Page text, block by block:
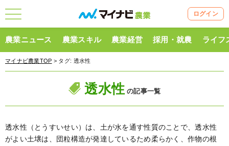
ログイン
農業ニュース 農業スキル 農業経営 採用・就農 ライフ
マイナビ農業TOP > タグ: 透水性
透水性 の記事一覧
透水性（とうすいせい）は、土が水を通す性質のことで、透水性
がよい土壌は、団粒構造が発達しているため柔らかく、作物の根